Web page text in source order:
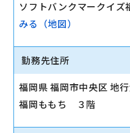
ソフトバンクマークイズ
みる（地図）
勤務先住所
福岡県 福岡市中央区 地
福岡ももち ３階